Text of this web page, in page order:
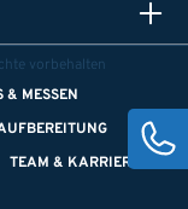
vorbehalten
& MESSEN
TEAM & KARRIERE